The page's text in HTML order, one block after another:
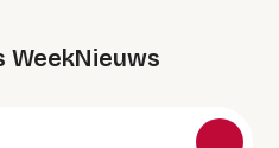
WeekNieuws